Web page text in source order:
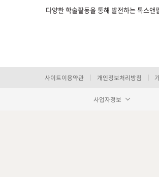
다양한 학술활동을 통해 발전하는 톡스앤
사이트이용약관 개인정보처리방침
사업자정보